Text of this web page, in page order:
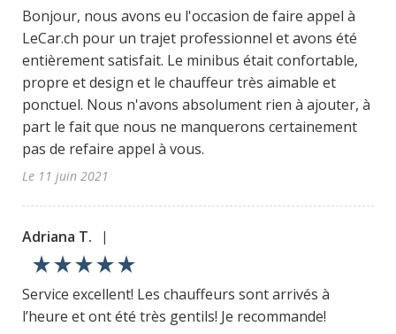
Bonjour, nous avons eu l'occasion de faire appel à
LeCar.ch pour un trajet professionnel et avons été
entièrement satisfait. Le minibus était confortable,
propre et design et le chauffeur très aimable et
ponctuel. Nous n'avons absolument rien à ajouter, à
part le fait que nous ne manquerons certainement
pas de refaire appel à vous.
Le 11 juin 2021
Adriana T. |
star_ratestar_ratestar_ratestar_ratestar_rate
Service excellent! Les chauffeurs sont arrivés à
l’heure et ont été très gentils! Je recommande!